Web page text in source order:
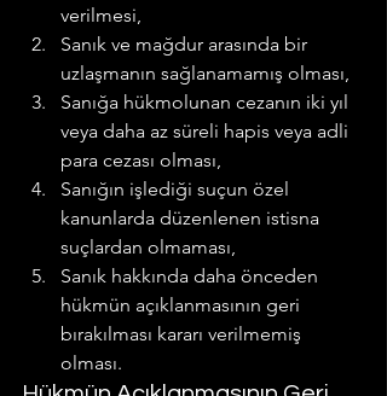
verilmesi,
Sanık ve mağdur arasında bir
uzlaşmanın sağlanamamış olması,
Sanığa hükmolunan cezanın iki yıl
veya daha az süreli hapis veya adli
para cezası olması,
Sanığın işlediği suçun özel
kanunlarda düzenlenen istisna
suçlardan olmaması,
Sanık hakkında daha önceden
hükmün açıklanmasının geri
bırakılması kararı verilmemiş
olması.